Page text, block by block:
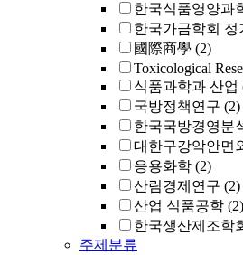
한국식품영양과
한국가금학회 정
國際商學 (2)
Toxicological
식품과학과 산업
국방정책연구 (2)
한국국방경영분
대한구강악안면
응용화학 (2)
산림경제연구 (2)
산업 식품공학 (2)
한국생산제조학
주제분류